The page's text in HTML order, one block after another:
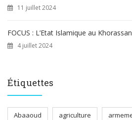
11 juillet 2024
FOCUS : L’Etat Islamique au
4 juillet 2024
Étiquettes
Abaaoud agriculture